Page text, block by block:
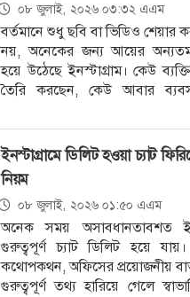
০৮ জুলাই, ২০২৬ ০৩:৩২ এএম
বর্তমানে শুধু ছবি বা ভিডিও শেয়ার
নয়, অনেকের জন্য আয়ের অন্যতম
হয়ে উঠেছে ইনস্টাগ্রাম। কেউ
তৈরি করছেন, কেউ আবার
ইনস্টাগ্রামে ডিলিট হওয়া চ্যাট
নিয়ম
০৮ জুলাই, ২০২৬ ০১:৫০ এএম
অনেক সময় অসাবধানতাবশত
গুরুত্বপূর্ণ চ্যাট ডিলিট হয়ে
কথোপকথন, অফিসের প্রয়োজনীয়
গুরুত্বপূর্ণ তথ্য হারিয়ে গেলে